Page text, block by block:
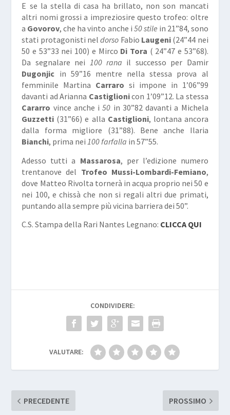
E se la stella di casa ha brillato, non son mancati
altri nomi grossi a impreziosire questo trofeo: oltre
a Govorov, che ha vinto anche i 50 stile in 21”84, sono
stati protagonisti neldorso Fabio Laugeni(24”44 nei
50 e 53”33 nei 100) e Mirco Di Tora ( 24”47 e 53”68).
Da segnalare nei 100 rana il successo per Damir
Dugonjic in 59”16 mentre nella stessa prova al
femminile Martina Carrarosi impone in 1’06”99
davanti ad Arianna Castiglionicon 1’09”12. La stessa
Cararro vince anche i50 in 30”82 davanti a Michela
Guzzetti (31”66) e alla Castiglioni, lontana ancora
dalla forma migliore (31”88). Bene anche Ilaria
Bianchi, prima nei100 farfalla in 57”55.
Adesso tutti a Massarosa, per l’edizione numero
trentanove del Trofeo Mussi-Lombardi-Femiano,
dove Matteo Rivolta tornerà in acqua proprio nei 50 e
nei 100, e chissà che non si regali altri due primati,
puntando alla sempre più vicina barriera dei 50”.
C.S. Stampa della Rari Nantes Legnano: CLICCA QUI
CONDIVIDERE:
VALUTARE:
PRECEDENTE PROSSIMO